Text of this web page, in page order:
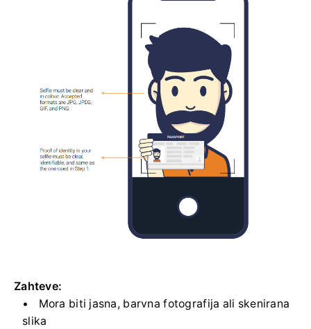
Zahteve:
Mora biti jasna, barvna fotografija ali skenirana
slika